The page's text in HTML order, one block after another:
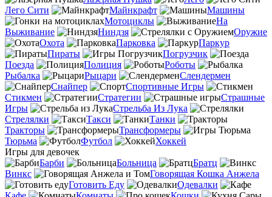
Лего Сити
Майнкрафт
Машины
Мотоциклы
На
Выживание
Ниндзя
Оружие
Охота
Парковка
Паркур
Пираты
Погрузчик
Поезда
Полиция
Роботы
Рыбалка
Рыцари
Слендермен
Снайпер
Спортивные Игры
Стикмен
Стратегии
Страшные
Игры
Стрельба Из Лука
Стрелялки
Такси
Танки
Тракторы
Трансформеры
Тюрьма
Футбол
Хоккей
Игры для девочек
Барби
Больница
Братц
Винкс
Говорящая Кошка Анжела
Готовить Еду
Одевалки